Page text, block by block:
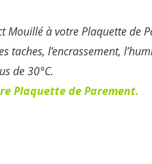
Mouillé à votre Plaquette de
l’encrassement,
de 30°C.
Plaquette de Parement.